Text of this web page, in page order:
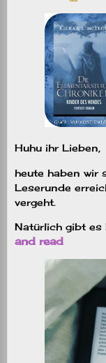
Huhu ihr Lieben,
heute haben wir
Leserunde
vergeht.
Natürlich gibt es
and read